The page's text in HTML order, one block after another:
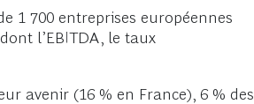
1 700 entreprises européennes
l’EBITDA, le taux
avenir (16 % en France), 6 % des